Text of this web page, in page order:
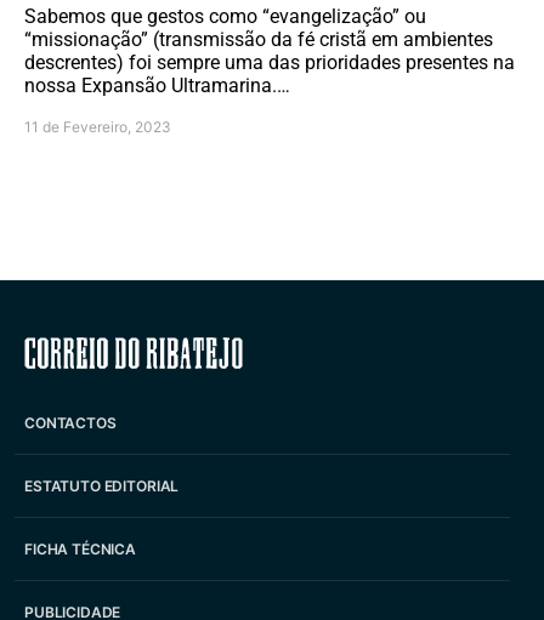
Sabemos que gestos como “evangelização” ou
“missionação” (transmissão da fé cristã em ambientes
descrentes) foi sempre uma das prioridades presentes na
nossa Expansão Ultramarina.…
11 de Fevereiro, 2023
Correio do Ribatejo
CONTACTOS
ESTATUTO EDITORIAL
FICHA TÉCNICA
PUBLICIDADE